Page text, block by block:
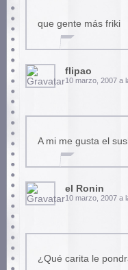
que gente más friki
flipao
10 marzo, 2007 a
A mi me gusta el
el Ronin
10 marzo, 2007 a
¿Qué carita le